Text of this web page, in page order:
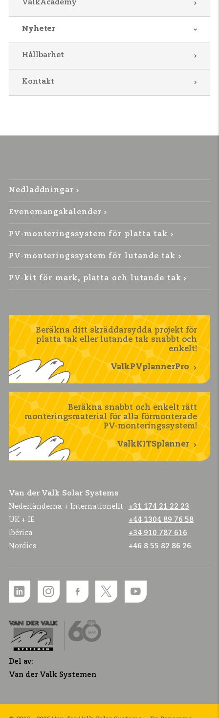
ValkAcademy
Nyheter
Hållbarhet
Kontakt
Nedladdningar
Evenemangskalender
PV-monteringssystem för platta tak
PV-monteringssystem för lutande tak
PV-kit för mark, platta och lutande tak
Beräkna ditt skräddarsydda projekt för
platta tak eller lutande tak snabbt och
enkelt!
ValkPVplannerPro
Beräkna snabbt och enkelt rätt
monteringsmaterial för alla förmonterade
PV-monteringssystem!
ValkKITSplanner
Van der Valk Solar Systems
Nederländerna + Internationellt
+31 174 21 22 23
UK + IE
+44 1304 89 76 58
Ibérica
+34 910 787 616
Nordics
+46 8 55 82 86 26
Del av:
Van der Valk Systemen